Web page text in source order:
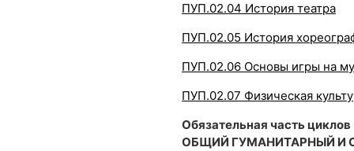
ПУП.02.04 История театра
ПУП.02.05 История
ПУП.02.06 Основы игры на
ПУП.02.07 Физическая
Обязательная часть
ОБЩИЙ ГУМАНИТАРНЫЙ И